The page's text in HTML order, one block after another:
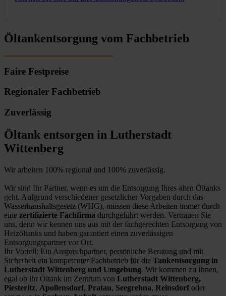
Öltankentsorgung vom Fachbetrieb
Faire Festpreise
Regionaler Fachbetrieb
Zuverlässig
Öltank entsorgen in Lutherstadt
Wittenberg
Wir arbeiten 100% regional und 100% zuverlässig.
Wir sind Ihr Partner, wenn es um die Entsorgung Ihres alten Öltanks
geht. Aufgrund verschiedener gesetzlicher Vorgaben durch das
Wasserhaushaltsgesetz (WHG), müssen diese Arbeiten immer durch
eine zertifizierte Fachfirma durchgeführt werden. Vertrauen Sie
uns, denn wir kennen uns aus mit der fachgerechten Entsorgung von
Heizöltanks und haben garantiert einen zuverlässigen
Entsorgungspartner vor Ort.
Ihr Vorteil: Ein Ansprechpartner, persönliche Beratung und mit
Sicherheit ein kompetenter Fachbetrieb für die Tankentsorgung in
Lutherstadt Wittenberg und Umgebung. Wir kommen zu Ihnen,
egal ob ihr Öltank im Zentrum von Lutherstadt Wittenberg,
Piesteritz, Apollensdorf, Pratau, Seegrehna, Reinsdorfoder